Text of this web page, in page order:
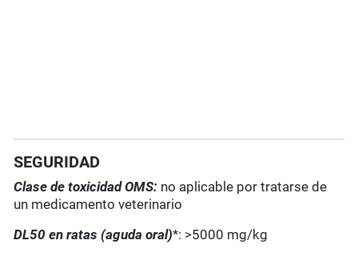
SEGURIDAD
Clase de toxicidad OMS: no aplicable por tratarse de
un medicamento veterinario
DL50 en ratas (aguda oral)*: >5000 mg/kg